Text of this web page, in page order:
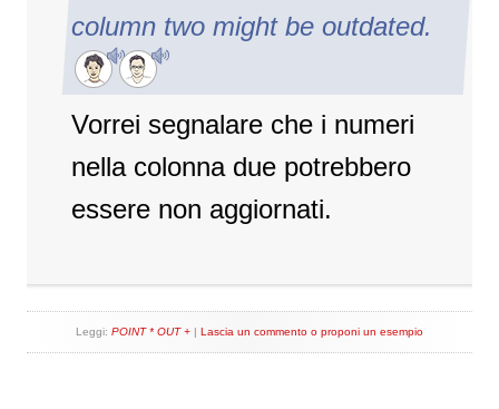
column two might be outdated.
Vorrei segnalare che i numeri
nella colonna due potrebbero
essere non aggiornati.
Leggi: POINT * OUT + | Lascia un commento o proponi un esempio